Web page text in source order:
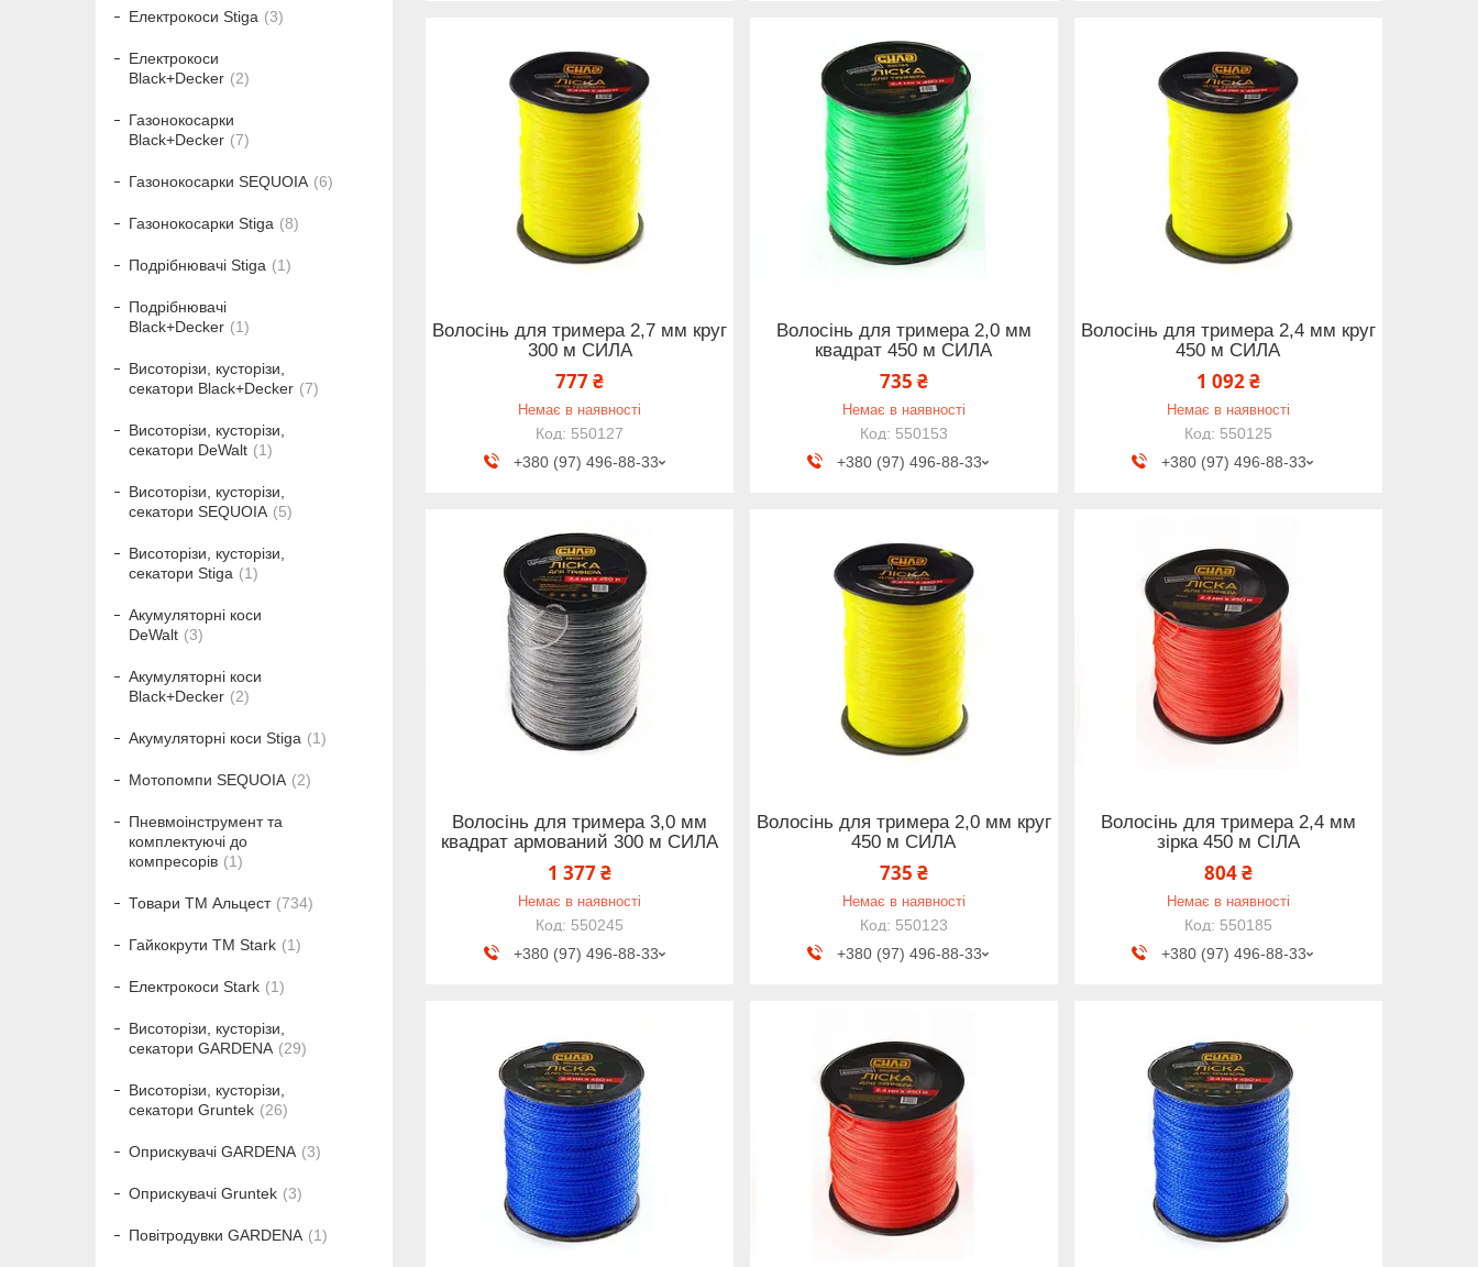
Волосінь для тримера 2,7 мм круг
300 м СИЛА
777 ₴
Немає в наявності
550127
+380 (97) 496-88-33
Волосінь для тримера 2,0 мм
квадрат 450 м СИЛА
735 ₴
Немає в наявності
550153
+380 (97) 496-88-33
Волосінь для тримера 2,4 мм круг
450 м СИЛА
1 092 ₴
Немає в наявності
550125
+380 (97) 496-88-33
Волосінь для тримера 3,0 мм
квадрат армований 300 м СИЛА
1 377 ₴
Немає в наявності
550245
+380 (97) 496-88-33
Волосінь для тримера 2,0 мм круг
450 м СИЛА
735 ₴
Немає в наявності
550123
+380 (97) 496-88-33
Волосінь для тримера 2,4 мм
зірка 450 м СІЛА
804 ₴
Немає в наявності
550185
+380 (97) 496-88-33
Електрокоси Stiga 3
Електрокоси
Black+Decker
2
Газонокосарки
Black+Decker
7
Газонокосарки SEQUOIA 6
Газонокосарки Stiga 8
Подрібнювачі Stiga 1
Подрібнювачі
Black+Decker
1
Висоторізи, кусторізи,
секатори Black+Decker
7
Висоторізи, кусторізи,
секатори DeWalt
1
Висоторізи, кусторізи,
секатори SEQUOIA
5
Висоторізи, кусторізи,
секатори Stiga
1
Акумуляторні коси
DeWalt
3
Акумуляторні коси
Black+Decker
2
Акумуляторні коси Stiga 1
Мотопомпи SEQUOIA 2
Пневмоінструмент та
комплектуючі до
компресорів
1
Товари ТМ Альцест 734
Гайкокрути ТМ Stark 1
Електрокоси Stark 1
Висоторізи, кусторізи,
секатори GARDENA
29
Висоторізи, кусторізи,
секатори Gruntek
26
Оприскувачі GARDENA 3
Оприскувачі Gruntek 3
Повітродувки GARDENA 1